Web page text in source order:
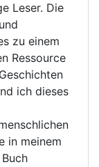
Leser. Die
zu einem
Ressource
ich dieses
in meinem